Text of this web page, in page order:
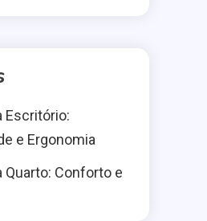
Escritório:
e Ergonomia
Quarto: Conforto e